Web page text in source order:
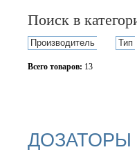
Поиск в
Производитель Тип
Всего товаров: 13